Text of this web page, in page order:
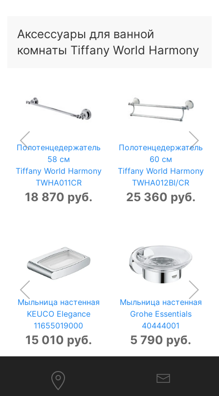
Аксессуары для ванной
комнаты Tiffany World Harmony
Полотенцедержатель
58 см
Tiffany World Harmony
TWHA011CR
18 870 руб.
Полотенцедержатель
60 см
Tiffany World Harmony
TWHA012BI/CR
25 360 руб.
Мыльница настенная
KEUCO Elegance
11655019000
15 010 руб.
Мыльница настенная
Grohe Essentials
40444001
5 790 руб.